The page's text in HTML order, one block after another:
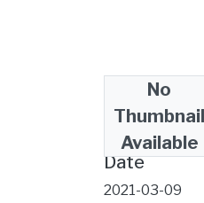
No
Thumbnail
Available
TESIS FINAL
Date
2021-03-09